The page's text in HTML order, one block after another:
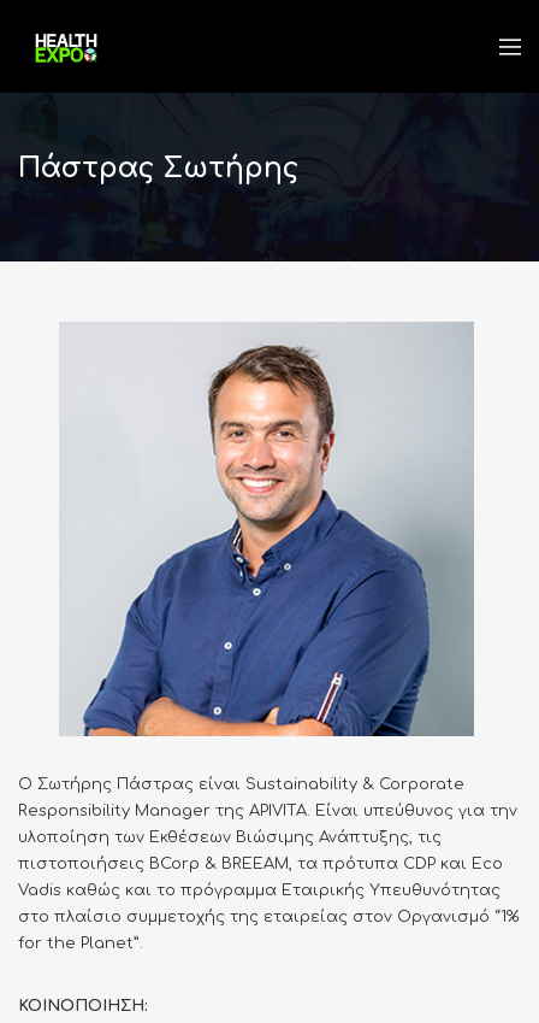
Πάστρας Σωτήρης
Ο Σωτήρης Πάστρας είναι Sustainability & Corporate
Responsibility Manager της APIVITA. Είναι υπεύθυνος για την
υλοποίηση των Εκθέσεων Βιώσιμης Ανάπτυξης, τις
πιστοποιήσεις BCorp & BREEAM, τα πρότυπα CDP και Eco
Vadis καθώς και το πρόγραμμα Εταιρικής Υπευθυνότητας
στο πλαίσιο συμμετοχής της εταιρείας στον Οργανισμό “1%
for the Planet”.
ΚΟΙΝΟΠΟΙΗΣΗ: